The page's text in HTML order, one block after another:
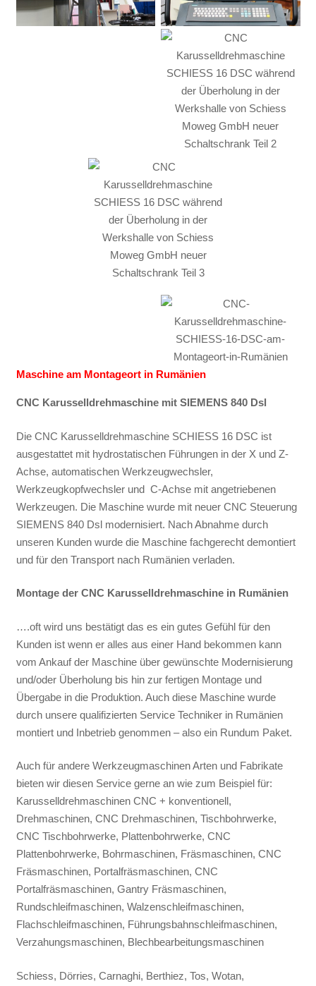
Maschine am Montageort in Rumänien
CNC Karusselldrehmaschine mit SIEMENS 840 Dsl
Die CNC Karusselldrehmaschine SCHIESS 16 DSC ist
ausgestattet mit hydrostatischen Führungen in der X und Z-
Achse, automatischen Werkzeugwechsler,
Werkzeugkopfwechsler und C-Achse mit angetriebenen
Werkzeugen. Die Maschine wurde mit neuer CNC Steuerung
SIEMENS 840 Dsl modernisiert. Nach Abnahme durch
unseren Kunden wurde die Maschine fachgerecht demontiert
und für den Transport nach Rumänien verladen.
Montage der CNC Karusselldrehmaschine in Rumänien
….oft wird uns bestätigt das es ein gutes Gefühl für den
Kunden ist wenn er alles aus einer Hand bekommen kann
vom Ankauf der Maschine über gewünschte Modernisierung
und/oder Überholung bis hin zur fertigen Montage und
Übergabe in die Produktion. Auch diese Maschine wurde
durch unsere qualifizierten Service Techniker in Rumänien
montiert und Inbetrieb genommen – also ein Rundum Paket.
Auch für andere Werkzeugmaschinen Arten und Fabrikate
bieten wir diesen Service gerne an wie zum Beispiel für:
Karusselldrehmaschinen CNC + konventionell,
Drehmaschinen, CNC Drehmaschinen, Tischbohrwerke,
CNC Tischbohrwerke, Plattenbohrwerke, CNC
Plattenbohrwerke, Bohrmaschinen, Fräsmaschinen, CNC
Fräsmaschinen, Portalfräsmaschinen, CNC
Portalfräsmaschinen, Gantry Fräsmaschinen,
Rundschleifmaschinen, Walzenschleifmaschinen,
Flachschleifmaschinen, Führungsbahnschleifmaschinen,
Verzahungsmaschinen, Blechbearbeitungsmaschinen
Schiess, Dörries, Carnaghi, Berthiez, Tos, Wotan,